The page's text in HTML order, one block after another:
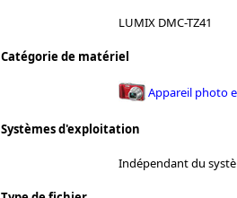
LUMIX DMC-TZ41
Catégorie de matériel
Appareil photo
Systèmes d'exploitation
Indépendant du